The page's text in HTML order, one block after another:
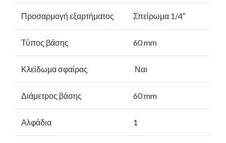
Προσαρμογή εξαρτήματος Σπείρωμα 1/4″
Τύπος βάσης 60 mm
Κλείδωμα σφαίρας Ναι
Διάμετρος βάσης 60 mm
Αλφάδια 1